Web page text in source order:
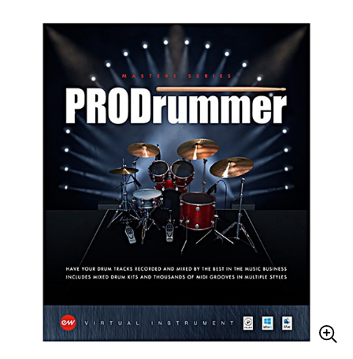
ウクレレ
ドラム パーカッション
キーボード 電子ピアノ
管楽器 その他楽器